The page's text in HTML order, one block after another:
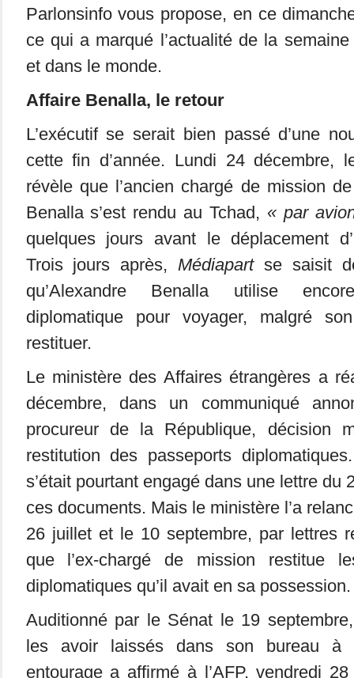
Parlonsinfo vous propose, en ce
ce qui a marqué l’actualité de la
et dans le monde.
Affaire Benalla, le retour
L’exécutif se serait bien passé d’une
cette fin d’année. Lundi 24 décembre,
révèle que l’ancien chargé de mission
Benalla s’est rendu au Tchad, « par
quelques jours avant le déplacement
Trois jours après,Médiapartse saisit
qu’Alexandre Benalla utilise
diplomatique pour voyager, malgré
restituer.
Le ministère des Affaires étrangères a
décembre, dans un communiqué
procureur de la République, décision
restitution des passeports
s’était pourtant engagé dans une lettre du
ces documents. Mais le ministère l’a
26 juillet et le 10 septembre, par lettres
que l’ex-chargé de mission restitue
diplomatiques qu’il avait en sa possession.
Auditionné par le Sénat le 19
les avoir laissés dans son bureau à
entourage a affirmé à l’AFP, vendredi